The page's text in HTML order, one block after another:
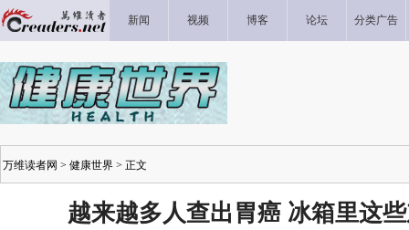
新闻 视频 博客 论坛 分类广告
万维读者网 > 健康世界 > 正文
越来越多人查出胃癌 冰箱里这